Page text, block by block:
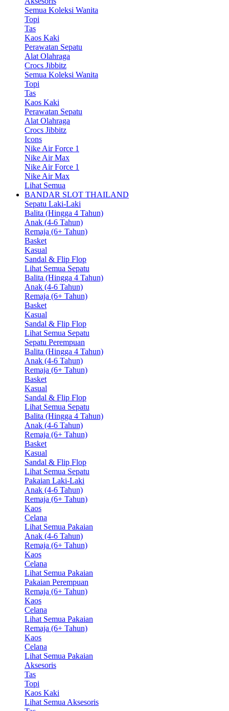
Semua Koleksi Wanita
Topi
Tas
Kaos Kaki
Perawatan Sepatu
Alat Olahraga
Crocs Jibbitz
Semua Koleksi Wanita
Topi
Tas
Kaos Kaki
Perawatan Sepatu
Alat Olahraga
Crocs Jibbitz
Icons
Nike Air Force 1
Nike Air Max
Nike Air Force 1
Nike Air Max
Lihat Semua
BANDAR SLOT THAILAND
Sepatu Laki-Laki
Balita (Hingga 4 Tahun)
Anak (4-6 Tahun)
Remaja (6+ Tahun)
Basket
Kasual
Sandal & Flip Flop
Lihat Semua Sepatu
Balita (Hingga 4 Tahun)
Anak (4-6 Tahun)
Remaja (6+ Tahun)
Basket
Kasual
Sandal & Flip Flop
Lihat Semua Sepatu
Sepatu Perempuan
Balita (Hingga 4 Tahun)
Anak (4-6 Tahun)
Remaja (6+ Tahun)
Basket
Kasual
Sandal & Flip Flop
Lihat Semua Sepatu
Balita (Hingga 4 Tahun)
Anak (4-6 Tahun)
Remaja (6+ Tahun)
Basket
Kasual
Sandal & Flip Flop
Lihat Semua Sepatu
Pakaian Laki-Laki
Anak (4-6 Tahun)
Remaja (6+ Tahun)
Kaos
Celana
Lihat Semua Pakaian
Anak (4-6 Tahun)
Remaja (6+ Tahun)
Kaos
Celana
Lihat Semua Pakaian
Pakaian Perempuan
Remaja (6+ Tahun)
Kaos
Celana
Lihat Semua Pakaian
Remaja (6+ Tahun)
Kaos
Celana
Lihat Semua Pakaian
Aksesoris
Tas
Topi
Kaos Kaki
Lihat Semua Aksesoris